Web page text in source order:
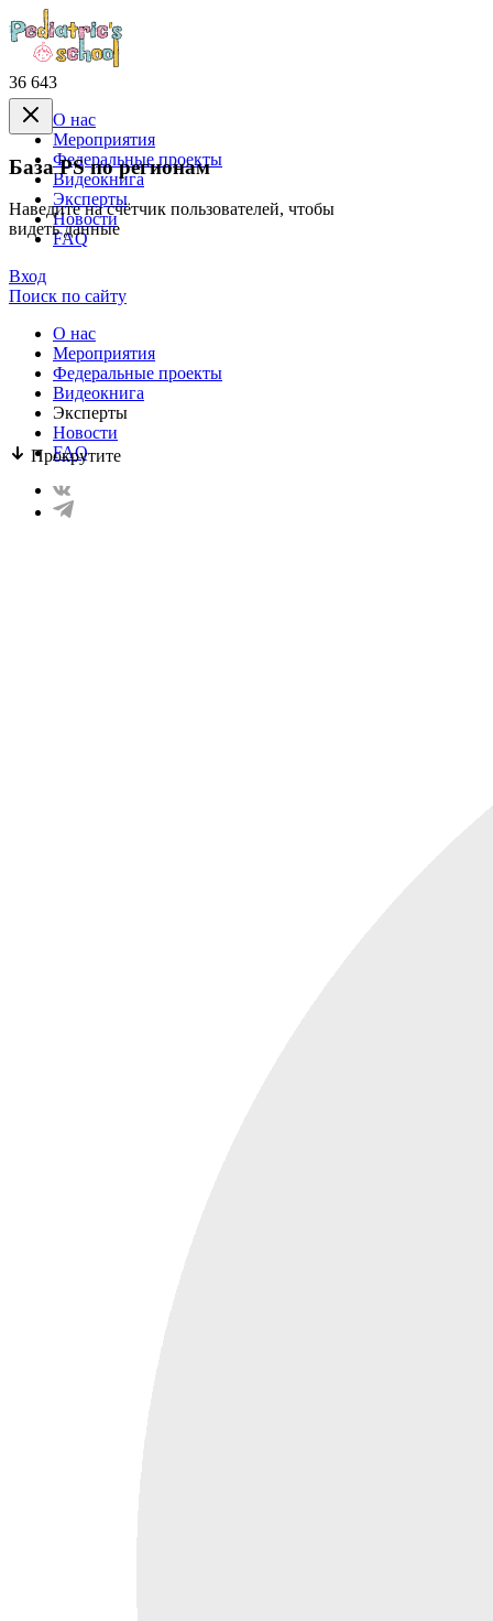
36 643
База PS по регионам
Наведите на счётчик пользователей, чтобы
видеть данные
Прокрутите
О нас
Mероприятия
Федеральные проекты
Видеокнига
Эксперты
Новости
FAQ
Вход
Поиск по сайту
О нас
Mероприятия
Федеральные проекты
Видеокнига
Эксперты
Новости
FAQ